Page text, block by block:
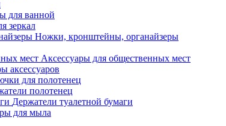
для ванной
зеркал
Ножки, кронштейны, органайзеры
Аксессуары для общественных мест
аксессуаров
для полотенец
полотенец
Держатели туалетной бумаги
для мыла